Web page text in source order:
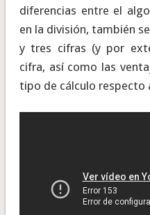
diferencias entre el
en la división, también
y tres cifras (y por
cifra, así como las
tipo de cálculo respecto